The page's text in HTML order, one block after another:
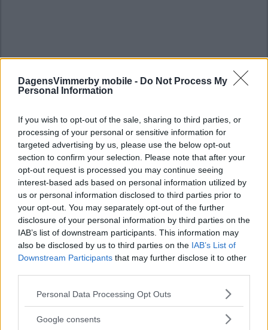
DagensVimmerby mobile - Do Not Process My
Personal Information
If you wish to opt-out of the sale, sharing to third parties, or
processing of your personal or sensitive information for
targeted advertising by us, please use the below opt-out
section to confirm your selection. Please note that after your
opt-out request is processed you may continue seeing
interest-based ads based on personal information utilized by
us or personal information disclosed to third parties prior to
your opt-out. You may separately opt-out of the further
disclosure of your personal information by third parties on the
IAB’s list of downstream participants. This information may
also be disclosed by us to third parties on the IAB’s List of
Downstream Participants that may further disclose it to other
Please note that this website/app uses one or more Google
not limited to your visit or usage behaviour. You may click to
Personal Data Processing Opt Outs
Google consents